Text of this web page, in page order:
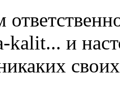
kalit... и